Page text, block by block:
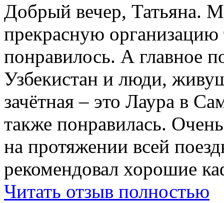
Добрый вечер, Татьяна.
прекрасную
понравилось. А главное
Узбекистан и люди,
зачётная – это Лаура в
также понравилась.
на протяжении всей
рекомендовал хорошие
Читать отзыв полностью